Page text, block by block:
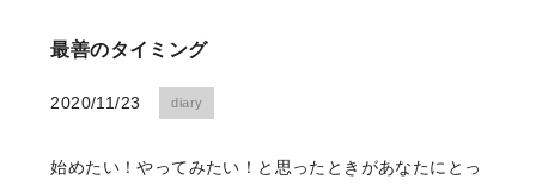
CONTACT
お問い合わせ
最善のタイミング
2020/11/23 diary
始めたい！やってみたい！と思ったときがあなたにとっ